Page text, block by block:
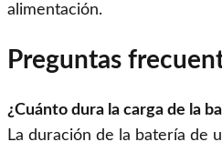
alimentación.
Preguntas
¿Cuánto dura la carga de la
La duración de la batería de